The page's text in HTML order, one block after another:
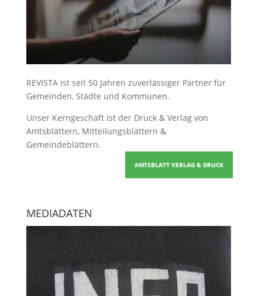
REVISTA ist seit 50 Jahren zuverlässiger Partner für
Gemeinden, Städte und Kommunen.
Unser Kerngeschäft ist der Druck & Verlag von
Amtsblättern, Mitteilungsblättern &
Gemeindeblättern.
AMTSBLATT VERLAG & DRUCK
MEDIADATEN